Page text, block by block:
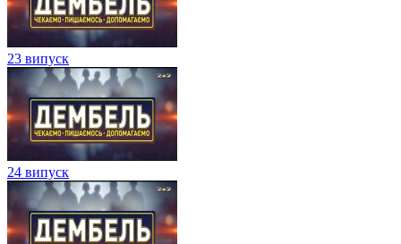
23 випуск
24 випуск